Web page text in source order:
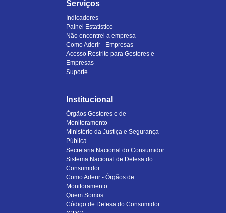
Serviços
Indicadores
Painel Estatístico
Não encontrei a empresa
Como Aderir - Empresas
Acesso Restrito para Gestores e
Empresas
Suporte
Institucional
Órgãos Gestores e de
Monitoramento
Ministério da Justiça e Segurança
Pública
Secretaria Nacional do Consumidor
Sistema Nacional de Defesa do
Consumidor
Como Aderir - Órgãos de
Monitoramento
Quem Somos
Código de Defesa do Consumidor